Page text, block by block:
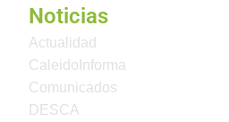
Noticias
Actualidad
CaleidoInforma
Comunicados
DESCA